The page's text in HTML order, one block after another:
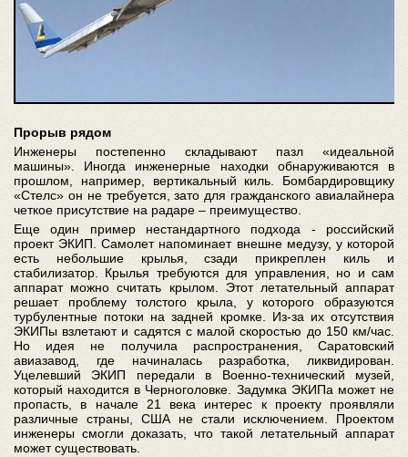
Прорыв рядом
Инженеры постепенно складывают пазл «идеальной
машины». Иногда инженерные находки обнаруживаются в
прошлом, например, вертикальный киль. Бомбардировщику
«Стелс» он не требуется, зато для гражданского авиалайнера
четкое присутствие на радаре – преимущество.
Еще один пример нестандартного подхода - российский
проект ЭКИП. Самолет напоминает внешне медузу, у которой
есть небольшие крылья, сзади прикреплен киль и
стабилизатор. Крылья требуются для управления, но и сам
аппарат можно считать крылом. Этот летательный аппарат
решает проблему толстого крыла, у которого образуются
турбулентные потоки на задней кромке. Из-за их отсутствия
ЭКИПы взлетают и садятся с малой скоростью до 150 км/час.
Но идея не получила распространения, Саратовский
авиазавод, где начиналась разработка, ликвидирован.
Уцелевший ЭКИП передали в Военно-технический музей,
который находится в Черноголовке. Задумка ЭКИПа может не
пропасть, в начале 21 века интерес к проекту проявляли
различные страны, США не стали исключением. Проектом
инженеры смогли доказать, что такой летательный аппарат
может существовать.